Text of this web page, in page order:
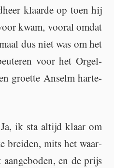
klaar­de op toen hij
kwam, voor­al omdat
dus niet was om het
voor het Or­gel­
groet­te An­selm har­te­
ik sta al­tijd klaar om
brei­den, mits het waar­
en de prijs